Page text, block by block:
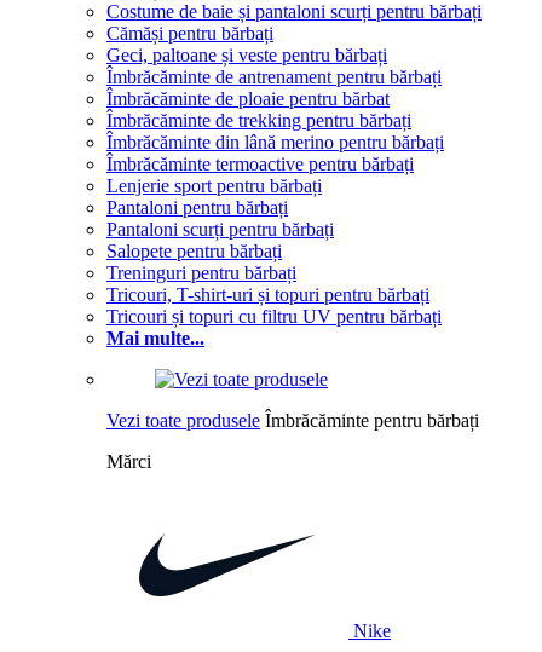
Costume de baie și pantaloni scurți pentru bărbați
Cămăși pentru bărbați
Geci, paltoane și veste pentru bărbați
Îmbrăcăminte de antrenament pentru bărbați
Îmbrăcăminte de ploaie pentru bărbat
Îmbrăcăminte de trekking pentru bărbați
Îmbrăcăminte din lână merino pentru bărbați
Îmbrăcăminte termoactive pentru bărbați
Lenjerie sport pentru bărbați
Pantaloni pentru bărbați
Pantaloni scurți pentru bărbați
Salopete pentru bărbați
Treninguri pentru bărbați
Tricouri, T-shirt-uri și topuri pentru bărbați
Tricouri și topuri cu filtru UV pentru bărbați
Mai multe...
Vezi toate produsele Îmbrăcăminte pentru bărbați
Mărci
Nike